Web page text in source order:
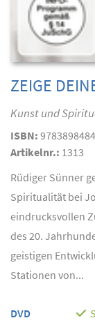
ZEIGE
Kunst und
ISBN:
Artikelnr.: 1313
Rüdiger Sünner
Spiritualität bei
eindrucksvollen
des 20.
geistigen
Stationen von...
DVD